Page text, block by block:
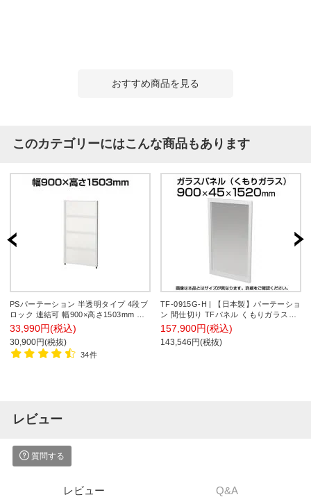
おすすめ商品を見る
このカテゴリーにはこんな商品もあります
PSパーテーション 半透明タイプ 4段ブ
ロック 連結可 幅900×高さ1503mm 衝
立 間仕切り パーティション 個室 オフ
ィス
33,990円(税込)
30,900円(税抜)
34件
TF-0915G-H | 【日本製】パーテーショ
ン 間仕切り TFパネル くもりガラス
TF-0915G-H W4 幅900×奥行45×高さ
1520mm プラス(PLUS)
157,900円(税込)
143,546円(税抜)
レビュー
質問する
レビュー Q&A